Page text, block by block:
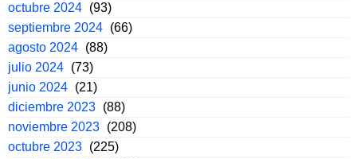
octubre 2024 (93)
septiembre 2024 (66)
agosto 2024 (88)
julio 2024 (73)
junio 2024 (21)
diciembre 2023 (88)
noviembre 2023 (208)
octubre 2023 (225)